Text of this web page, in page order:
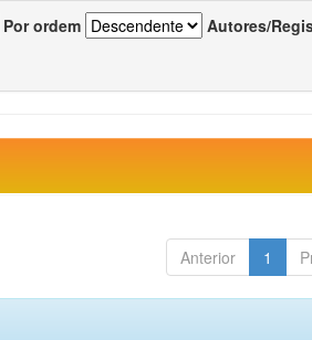
Por ordem Autores/
Anterior 1